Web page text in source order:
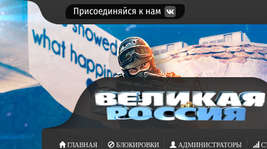
ГЛАВНАЯ БЛОКИРОВКИ АДМИНИСТРАТОРЫ